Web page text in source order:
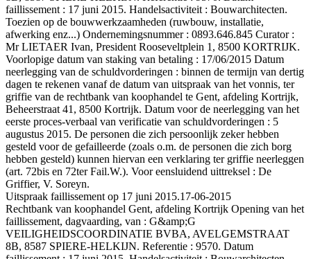
faillissement : 17 juni 2015. Handelsactiviteit : Bouwarchitecten.
Toezien op de bouwwerkzaamheden (ruwbouw, installatie,
afwerking enz...) Ondernemingsnummer : 0893.646.845 Curator :
Mr LIETAER Ivan, President Rooseveltplein 1, 8500 KORTRIJK.
Voorlopige datum van staking van betaling : 17/06/2015 Datum
neerlegging van de schuldvorderingen : binnen de termijn van dertig
dagen te rekenen vanaf de datum van uitspraak van het vonnis, ter
griffie van de rechtbank van koophandel te Gent, afdeling Kortrijk,
Beheerstraat 41, 8500 Kortrijk. Datum voor de neerlegging van het
eerste proces-verbaal van verificatie van schuldvorderingen : 5
augustus 2015. De personen die zich persoonlijk zeker hebben
gesteld voor de gefailleerde (zoals o.m. de personen die zich borg
hebben gesteld) kunnen hiervan een verklaring ter griffie neerleggen
(art. 72bis en 72ter Fail.W.). Voor eensluidend uittreksel : De
Griffier, V. Soreyn.
Uitspraak faillissement op 17 juni 2015.17-06-2015
Rechtbank van koophandel Gent, afdeling Kortrijk Opening van het
faillissement, dagvaarding, van : G&amp;G
VEILIGHEIDSCOORDINATIE BVBA, AVELGEMSTRAAT
8B, 8587 SPIERE-HELKIJN. Referentie : 9570. Datum